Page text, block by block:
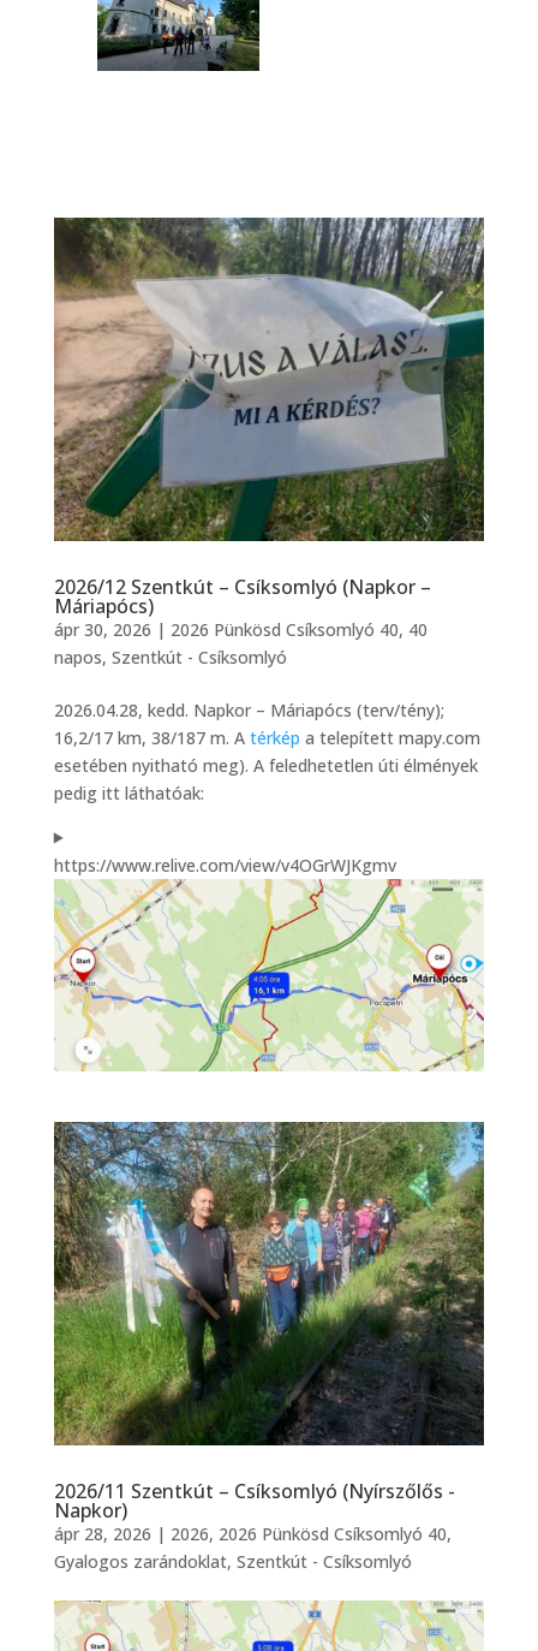
2026/12 Szentkút – Csíksomlyó (Napkor –
Máriapócs)
ápr 30, 2026 | 2026 Pünkösd Csíksomlyó 40, 40
napos, Szentkút - Csíksomlyó
2026.04.28, kedd. Napkor – Máriapócs (terv/tény);
16,2/17 km, 38/187 m. A térkép a telepített mapy.com
esetében nyitható meg). A feledhetetlen úti élmények
pedig itt láthatóak:
https://www.relive.com/view/v4OGrWJKgmv
2026/11 Szentkút – Csíksomlyó (Nyírszőlős -
Napkor)
ápr 28, 2026 | 2026, 2026 Pünkösd Csíksomlyó 40,
Gyalogos zarándoklat, Szentkút - Csíksomlyó